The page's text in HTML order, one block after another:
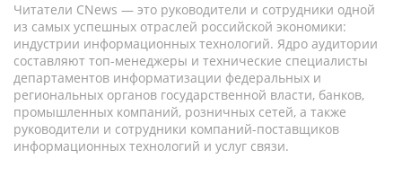
Читатели CNews — это руководители и сотрудники одной
из самых успешных отраслей российской экономики:
индустрии информационных технологий. Ядро аудитории
составляют топ-менеджеры и технические специалисты
департаментов информатизации федеральных и
региональных органов государственной власти, банков,
промышленных компаний, розничных сетей, а также
руководители и сотрудники компаний-поставщиков
информационных технологий и услуг связи.